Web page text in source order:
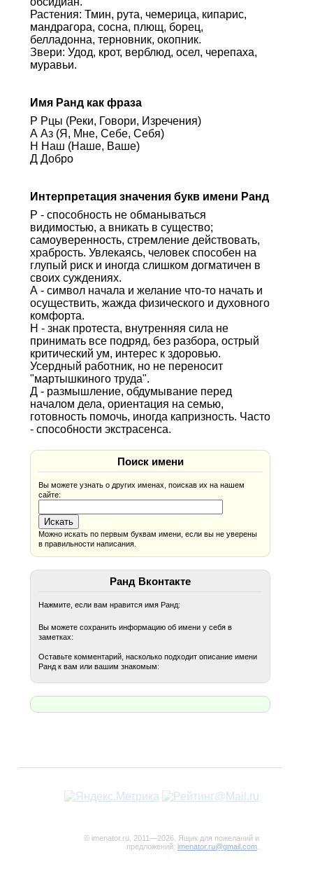
Растения: Тмин, рута, чемерица, кипарис,
мандрагора, сосна, плющ, борец,
белладонна, терновник, окопник.
Звери: Удод, крот, верблюд, осел, черепаха,
муравьи.
Имя Ранд как фраза
Р Рцы (Реки, Говори, Изречения)
А Аз (Я, Мне, Себе, Себя)
Н Наш (Наше, Ваше)
Д Добро
Интерпретация значения букв имени Ранд
Р - способность не обманываться
видимостью, а вникать в существо;
самоуверенность, стремление действовать,
храбрость. Увлекаясь, человек способен на
глупый риск и иногда слишком догматичен в
своих суждениях.
А - символ начала и желание что-то начать и
осуществить, жажда физического и духовного
комфорта.
Н - знак протеста, внутренняя сила не
принимать все подряд, без разбора, острый
критический ум, интерес к здоровью.
Усердный работник, но не переносит
"мартышкиного труда".
Д - размышление, обдумывание перед
началом дела, ориентация на семью,
готовность помочь, иногда капризность. Часто
- способности экстрасенса.
Поиск имени
Вы можете узнать о других именах, поискав их на нашем
сайте:
Можно искать по первым буквам имени, если вы не уверены
в правильности написания.
Ранд Вконтакте
Нажмите, если вам нравится имя Ранд:
Вы можете сохранить информацию об имени у себя в
заметках:
Оставьте комментарий, насколько подходит описание имени
Ранд к вам или вашим знакомым:
© imenator.ru, 2011—2026. Ящик для пожеланий и
предложений:imenator.ru@gmail.com